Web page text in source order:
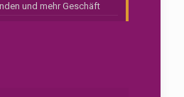
und mehr Geschäft